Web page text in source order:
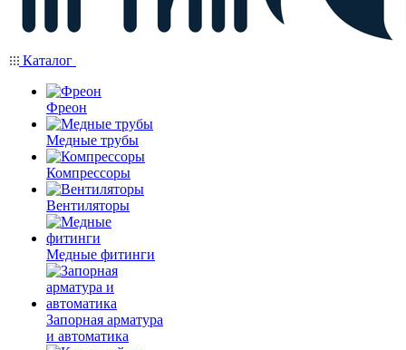
Каталог
Фреон
Медные трубы
Компрессоры
Вентиляторы
Медные фитинги
Запорная арматура
и автоматика